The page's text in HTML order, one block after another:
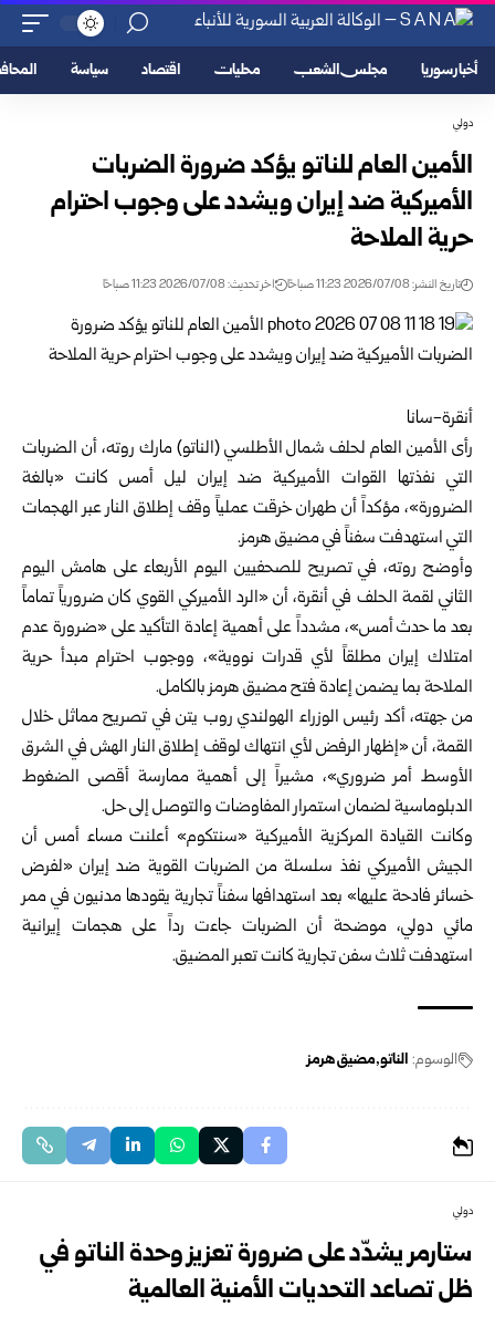
أخبار سوريا مجلس الشعب محليات اقتصاد سياسة
دولي
الأمين العام للناتو يؤكد ضرورة الضربات
الأميركية ضد إيران ويشدد على وجوب احترام
حرية الملاحة
تاريخ النشر: 2026/07/08 11:23 صباحًا اخر تحديث: 2026/07/08 11:23 صباحًا
أنقرة-سانا
رأى الأمين العام لحلف شمال الأطلسي (الناتو) مارك روته، أن الضربات
التي نفذتها القوات الأميركية ضد إيران ليل أمس كانت «بالغة
الضرورة»، مؤكداً أن طهران خرقت عملياً وقف إطلاق النار عبر الهجمات
التي استهدفت سفناً في مضيق هرمز.
وأوضح روته، في تصريح للصحفيين اليوم الأربعاء على هامش اليوم
الثاني لقمة الحلف في أنقرة، أن «الرد الأميركي القوي كان ضرورياً تماماً
بعد ما حدث أمس»، مشدداً على أهمية إعادة التأكيد على «ضرورة عدم
امتلاك إيران مطلقاً لأي قدرات نووية»، ووجوب احترام مبدأ حرية
الملاحة بما يضمن إعادة فتح مضيق هرمز بالكامل.
من جهته، أكد رئيس الوزراء الهولندي روب يتن في تصريح مماثل خلال
القمة، أن «إظهار الرفض لأي انتهاك لوقف إطلاق النار الهش في الشرق
الأوسط أمر ضروري»، مشيراً إلى أهمية ممارسة أقصى الضغوط
الدبلوماسية لضمان استمرار المفاوضات والتوصل إلى حل.
وكانت القيادة المركزية الأميركية «سنتكوم» أعلنت مساء أمس أن
الجيش الأميركي نفذ سلسلة من الضربات القوية ضد إيران «لفرض
خسائر فادحة عليها» بعد استهدافها سفناً تجارية يقودها مدنيون في ممر
مائي دولي، موضحة أن الضربات جاءت رداً على هجمات إيرانية
استهدفت ثلاث سفن تجارية كانت تعبر المضيق.
الوسوم: الناتو مضيق هرمز
دولي
ستارمر يشدّد على ضرورة تعزيز وحدة الناتو في
ظل تصاعد التحديات الأمنية العالمية